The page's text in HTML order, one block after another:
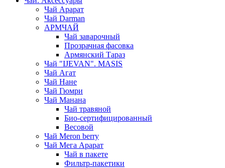
Чай Арарат
Чай Darman
АРМЧАЙ
Чай заварочный
Прозрачная фасовка
Армянский Тараз
Чай "IJEVAN". MASIS
Чай Агат
Чай Нане
Чай Гюмри
Чай Манана
Чай травяной
Био-сертифицированный
Весовой
Чай Meron berry
Чай Мега Арарат
Чай в пакете
Фильтр-пакетики